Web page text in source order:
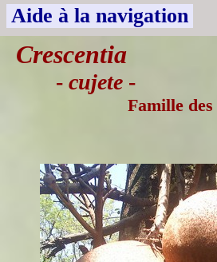
Aide à la navigation
Crescentia
- cujete -
Famille des